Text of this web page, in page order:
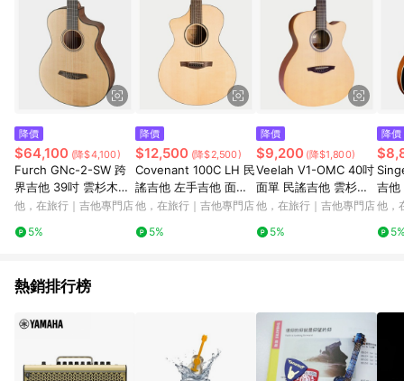
降價
$64,100 (降$4,100)
Furch GNc-2-SW 跨
界吉他 39吋 雲杉木面
板 胡桃木背側 全單 尼
他，在旅行｜吉他專門店
5%
降價
$12,500 (降$2,500)
Covenant 100C LH 民
謠吉他 左手吉他 面單
北美雲杉面板 桃花心木
他，在旅行｜吉他專門店
5%
降價
$9,200 (降$1,800)
Veelah V1-OMC 40吋
面單 民謠吉他 雲杉面
板 桃花心木背側
他，在旅行｜吉他專門店
5%
降價
吉他
卡雲
他，
熱銷排行榜